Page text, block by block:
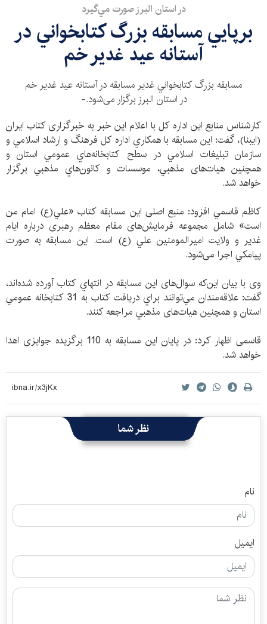
در استان البرز صورت مي‌گيرد
برپايي مسابقه بزرگ كتابخواني در
آستانه عيد غدير خم
مسابقه بزرگ كتابخواني غدير مسابقه در آستانه عيد غدير خم
در استان البرز برگزار می‌شود.-
كارشناس منابع اين اداره كل با اعلام این خبر به خبرگزاری کتاب ایران
(ایبنا)، گفت: این مسابقه با همكاري اداره كل فرهنگ و ارشاد اسلامي و
سازمان تبليغات اسلامي در سطح كتابخانه‌هاي عمومي استان و
همچنين هيات‌های مذهبي، موسسات و كانون‌هاي مذهبي برگزار
خواهد شد.
كاظم قاسمي افزود: منبع اصلی این مسابقه كتاب «علي(ع) امام من
است» شامل مجموعه فرمايش‌های مقام معظم رهبری درباره ايام
غدير و ولايت اميرالمومنين علي (ع) است. اين مسابقه به صورت
پيامكي اجرا می‌شود.
وی با بیان این‌که سوال‌های این مسابقه در انتهاي كتاب آورده شده‌اند،
گفت: علاقه‌مندان مي‌توانند براي دريافت كتاب به 31 كتابخانه عمومي
استان و همچنين هيات‌های مذهبي مراجعه کنند.
قاسمی اظهار کرد: در پایان این مسابقه به 110 برگزیده جوايزی اهدا
خواهد شد.
نظر شما
نام
ایمیل